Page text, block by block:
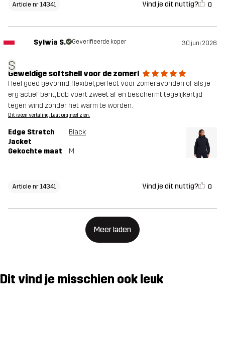
Article nr 14341 Vind je dit nuttig? 0
S
Sylwia S. Geverifieerde koper 30 juni 2026
Geweldige softshell voor de zomer!
Heel goed gevormd, flexibel, perfect voor zomeravonden of als je
erg actief bent, bdb voert zweet af en beschermt tegelijkertijd
tegen wind zonder het warm te worden.
Dit is een vertaling. Laat orgineel zien.
Edge Stretch
Jacket
Black
Gekochte maat M
Article nr 14341 Vind je dit nuttig? 0
Meer laden
Dit vind je misschien ook leuk